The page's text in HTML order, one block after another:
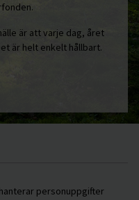
är att varje dag, året
är helt enkelt hållbart.
personuppgifter